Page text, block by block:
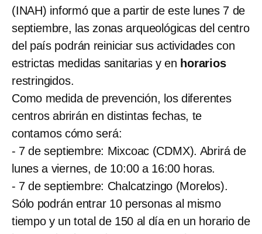
(INAH) informó que a partir de este lunes 7 de
septiembre, las zonas arqueológicas del centro
del país podrán reiniciar sus actividades con
estrictas medidas sanitarias y en horarios
restringidos.
Como medida de prevención, los diferentes
centros abrirán en distintas fechas, te
contamos cómo será:
- 7 de septiembre: Mixcoac (CDMX). Abrirá de
lunes a viernes, de 10:00 a 16:00 horas.
- 7 de septiembre: Chalcatzingo (Morelos).
Sólo podrán entrar 10 personas al mismo
tiempo y un total de 150 al día en un horario de